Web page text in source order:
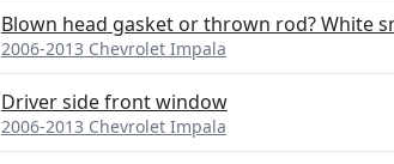
Blown head gasket or thrown rod? White
2006-2013 Chevrolet Impala
Driver side front window
2006-2013 Chevrolet Impala